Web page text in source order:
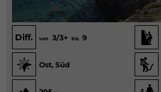
Diff. von 3/3+ bis 9
Ost, Süd